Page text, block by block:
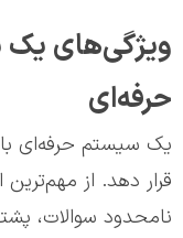
ویژگی‌های
حرفه‌ای
یک سیستم حرفه‌ای
قرار دهد. از
نامحدود سوالات،